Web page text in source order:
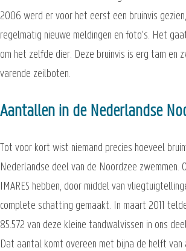
2006 werd er voor het eerst een bruinvis
regelmatig nieuwe meldingen en foto's. Het
om het zelfde dier. Deze bruinvis is erg tam en
varende zeilboten.
Aantallen in de Nederlandse
Tot voor kort wist niemand precies hoeveel
Nederlandse deel van de Noordzee zwemmen.
IMARES hebben, door middel van
complete schatting gemaakt. In maart 2011
85.572 van deze kleine tandwalvissen in ons
Dat aantal komt overeen met bijna de helft van